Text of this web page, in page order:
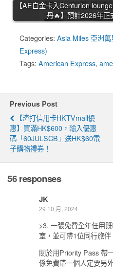
【AE白金卡入Centurion
丹🔥】預計2026年正
Categories: Asia Miles 亞洲
Express)
Tags: American Express,
Previous Post
【渣打信用卡HKTVmall優
惠】買滿HK$600，輸入優惠
碼「60JULSCB」送HK$60電
子購物禮券！
56 responses
JK
29 10 月, 2024
>3. 一張免費全年任用
室，並可帶1位同行旅
關於用Priority Pass 帶
係免費帶一個人定要另